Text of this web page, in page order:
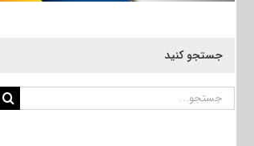
جستجو کنید
جستجو